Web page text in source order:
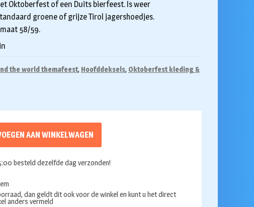
Oktoberfest of een Duits bierfeest. Is weer
groene of grijze Tirol jagershoedjes.
58/59.
the world themafeest, Hoofddeksels, Oktoberfest kleding &
AAN WINKELWAGEN
besteld dezelfde dag verzonden!
dan geldt dit ook voor de winkel en kunt u het direct
anders vermeld